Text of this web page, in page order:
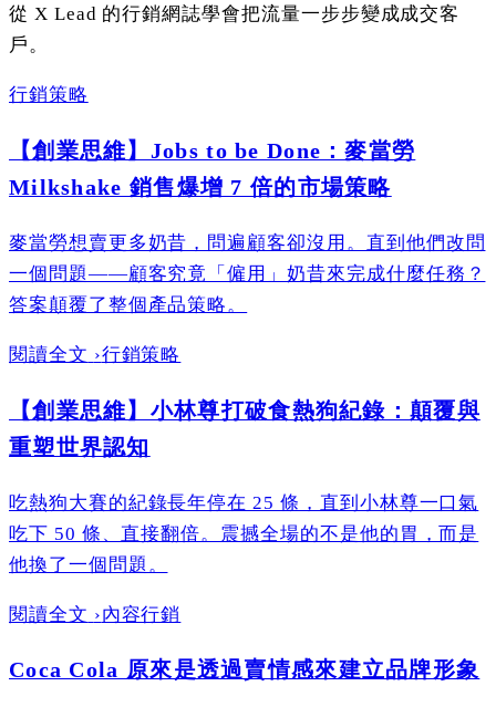
從 X Lead 的行銷網誌學會把流量一步步變成成交客
戶。
行銷策略
【創業思維】Jobs to be Done：麥當勞
Milkshake 銷售爆增 7 倍的市場策略
麥當勞想賣更多奶昔，問遍顧客卻沒用。直到他們改問
一個問題——顧客究竟「僱用」奶昔來完成什麼任務？
答案顛覆了整個產品策略。
閱讀全文 ›行銷策略
【創業思維】小林尊打破食熱狗紀錄：顛覆與
重塑世界認知
吃熱狗大賽的紀錄長年停在 25 條，直到小林尊一口氣
吃下 50 條、直接翻倍。震撼全場的不是他的胃，而是
他換了一個問題。
閱讀全文 ›內容行銷
Coca Cola 原來是透過賣情感來建立品牌形象